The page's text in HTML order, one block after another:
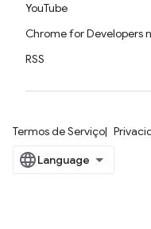
YouTube
Chrome for Developers
RSS
Termos de Serviço